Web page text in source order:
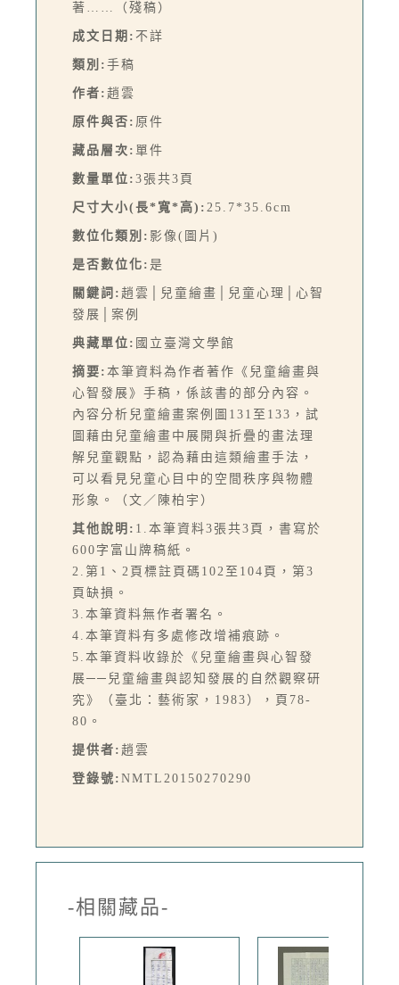
著……（殘稿）
成文日期: 不詳
類別: 手稿
作者: 趙雲
原件與否: 原件
藏品層次: 單件
數量單位: 3張共3頁
尺寸大小(長*寬*高): 25.7*35.6cm
數位化類別: 影像(圖片)
是否數位化: 是
關鍵詞: 趙雲│兒童繪畫│兒童心理│心智
發展│案例
典藏單位: 國立臺灣文學館
摘要: 本筆資料為作者著作《兒童繪畫與
心智發展》手稿，係該書的部分內容。
內容分析兒童繪畫案例圖131至133，試
圖藉由兒童繪畫中展開與折疊的畫法理
解兒童觀點，認為藉由這類繪畫手法，
可以看見兒童心目中的空間秩序與物體
形象。（文／陳柏宇）
其他說明: 1.本筆資料3張共3頁，書寫於
600字富山牌稿紙。
2.第1、2頁標註頁碼102至104頁，第3
頁缺損。
3.本筆資料無作者署名。
4.本筆資料有多處修改增補痕跡。
5.本筆資料收錄於《兒童繪畫與心智發
展──兒童繪畫與認知發展的自然觀察研
究》（臺北：藝術家，1983），頁78-
80。
提供者: 趙雲
登錄號: NMTL20150270290
-相關藏品-